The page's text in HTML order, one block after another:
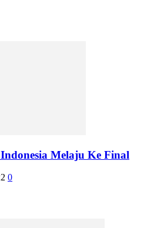
Melaju Ke Final
0